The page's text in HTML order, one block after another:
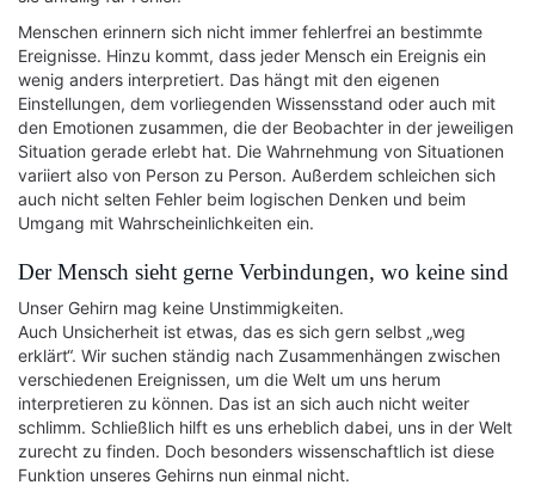
Menschen erinnern sich nicht immer fehlerfrei an bestimmte
Ereignisse. Hinzu kommt, dass jeder Mensch ein Ereignis ein
wenig anders interpretiert. Das hängt mit den eigenen
Einstellungen, dem vorliegenden Wissensstand oder auch mit
den Emotionen zusammen, die der Beobachter in der jeweiligen
Situation gerade erlebt hat. Die Wahrnehmung von Situationen
variiert also von Person zu Person. Außerdem schleichen sich
auch nicht selten Fehler beim logischen Denken und beim
Umgang mit Wahrscheinlichkeiten ein.
Der Mensch sieht gerne Verbindungen, wo keine sind
Unser Gehirn mag keine Unstimmigkeiten.
Auch Unsicherheit ist etwas, das es sich gern selbst „weg
erklärt“. Wir suchen ständig nach Zusammenhängen zwischen
verschiedenen Ereignissen, um die Welt um uns herum
interpretieren zu können. Das ist an sich auch nicht weiter
schlimm. Schließlich hilft es uns erheblich dabei, uns in der Welt
zurecht zu finden. Doch besonders wissenschaftlich ist diese
Funktion unseres Gehirns nun einmal nicht.